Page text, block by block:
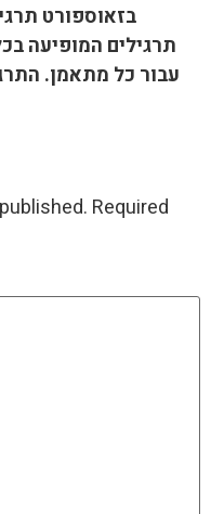
בזאוספורט
תרגילים המופיעה
עבור כל מתאמן.
Required